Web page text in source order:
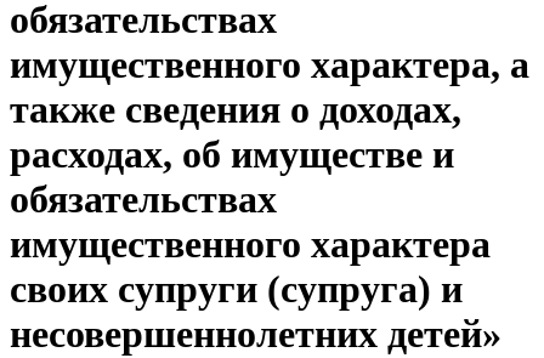
обязательствах
имущественного характера, а
также сведения о доходах,
расходах, об имуществе и
обязательствах
имущественного характера
своих супруги (супруга) и
несовершеннолетних детей»